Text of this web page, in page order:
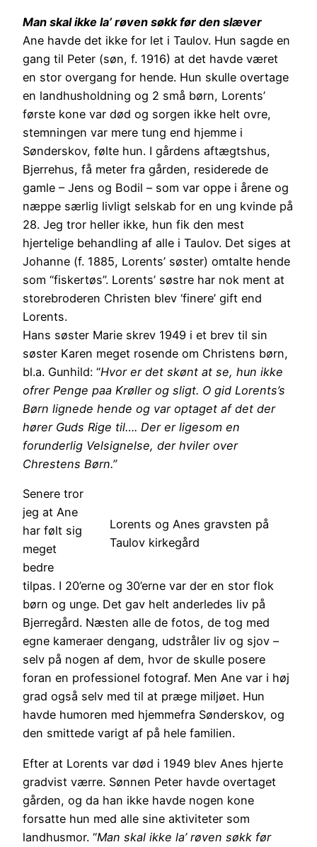
Man skal ikke la’ røven søkk før den slæver
Ane havde det ikke for let i Taulov. Hun sagde en
gang til Peter (søn, f. 1916) at det havde været
en stor overgang for hende. Hun skulle overtage
en landhusholdning og 2 små børn, Lorents’
første kone var død og sorgen ikke helt ovre,
stemningen var mere tung end hjemme i
Sønderskov, følte hun. I gårdens aftægtshus,
Bjerrehus, få meter fra gården, residerede de
gamle – Jens og Bodil – som var oppe i årene og
næppe særlig livligt selskab for en ung kvinde på
28. Jeg tror heller ikke, hun fik den mest
hjertelige behandling af alle i Taulov. Det siges at
Johanne (f. 1885, Lorents’ søster) omtalte hende
som “fiskertøs”. Lorents’ søstre har nok ment at
storebroderen Christen blev ‘finere’ gift end
Lorents.
Hans søster Marie skrev 1949 i et brev til sin
søster Karen meget rosende om Christens børn,
bl.a. Gunhild: “Hvor er det skønt at se, hun ikke
ofrer Penge paa Krøller og sligt. O gid Lorents’s
Børn lignede hende og var optaget af det der
hører Guds Rige til…. Der er ligesom en
forunderlig Velsignelse, der hviler over
Chrestens Børn.”
Lorents og Anes gravsten på
Taulov kirkegård
Senere tror
jeg at Ane
har følt sig
meget
bedre
tilpas. I 20’erne og 30’erne var der en stor flok
børn og unge. Det gav helt anderledes liv på
Bjerregård. Næsten alle de fotos, de tog med
egne kameraer dengang, udstråler liv og sjov –
selv på nogen af dem, hvor de skulle posere
foran en professionel fotograf. Men Ane var i høj
grad også selv med til at præge miljøet. Hun
havde humoren med hjemmefra Sønderskov, og
den smittede varigt af på hele familien.
Efter at Lorents var død i 1949 blev Anes hjerte
gradvist værre. Sønnen Peter havde overtaget
gården, og da han ikke havde nogen kone
forsatte hun med alle sine aktiviteter som
landhusmor. “Man skal ikke la’ røven søkk før